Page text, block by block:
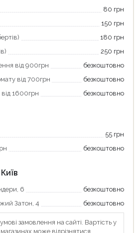
80 грн
150 грн
180 грн
250 грн
від 900грн
безкоштовно
від 700грн
безкоштовно
1600грн
безкоштовно
55 грн
безкоштовно
6
безкоштовно
Затон, 4
безкоштовно
замовлення на сайті. Вартість у
може відрізнятися.